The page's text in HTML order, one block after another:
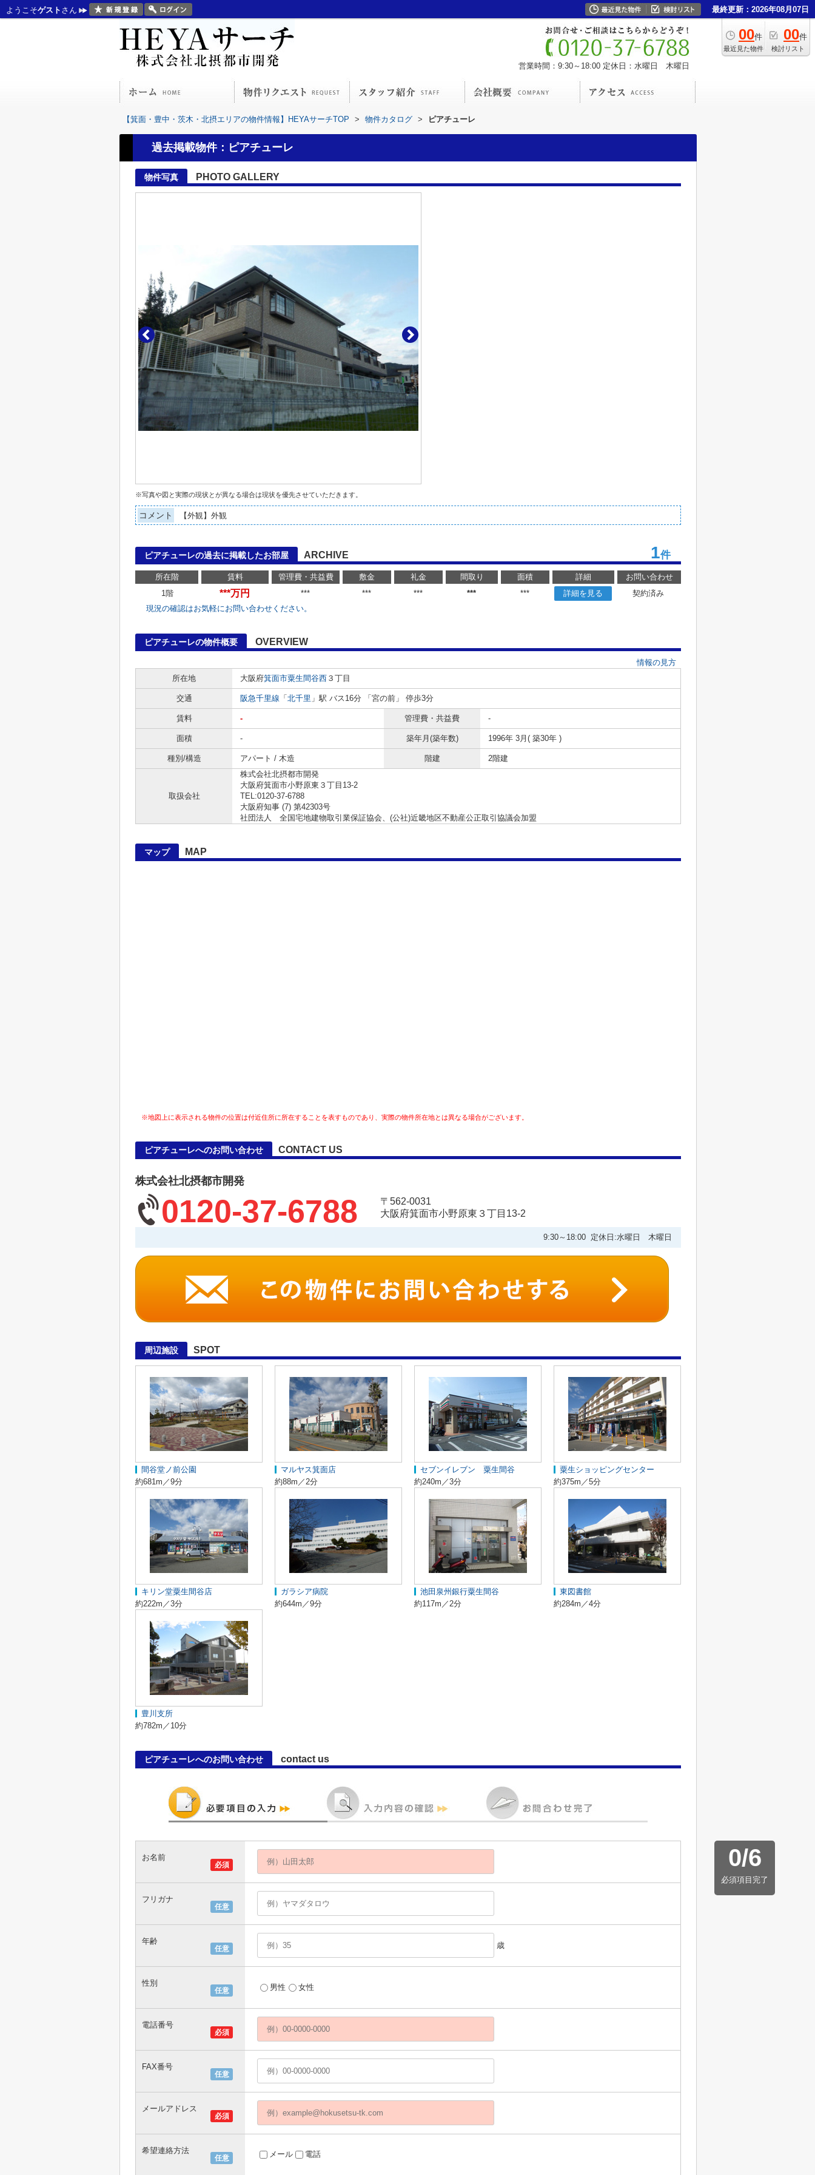
ようこそゲスト さん 最終更新：2026年08月07日
00件
最近見た物件
00件
検討リスト
営業時間：9:30～18:00 定休日：水曜日 木曜日
【箕面・豊中・茨木・北摂エリアの物件情報】HEYAサーチTOP > 物件カタログ > ピアチューレ
過去掲載物件：ピアチューレ
物件写真 PHOTO GALLERY
※写真や図と実際の現状とが異なる場合は現状を優先させていただきます。
コメント 【外観】外観
ピアチューレの過去に掲載したお部屋 ARCHIVE 1件
所在階 賃料 管理費・共益費 敷金 礼金 間取り 面積 詳細
お問い合わせ
1階
***万円 *** *** *** *** *** 詳細を見る
契約済み
現況の確認はお気軽にお問い合わせください。
ピアチューレの物件概要 OVERVIEW
情報の見方
所在地
大阪府箕面市粟生間谷西 ３丁目
交通 阪急千里線 「 北千里 」駅 バス16分 「宮の前」 停歩3分
賃料 - 管理費・共益費 -
面積 - 築年月(築年数) 1996年 3月( 築30年 )
種別/構造 アパート / 木造 階建 2階建
取扱会社
株式会社北摂都市開発
大阪府箕面市小野原東３丁目13-2
TEL:0120-37-6788
大阪府知事 (7) 第42303号
社団法人 全国宅地建物取引業保証協会、(公社)近畿地区不動産公正取引協議会加盟
マップ MAP
※地図上に表示される物件の位置は付近住所に所在することを表すものであり、実際の物件所在地とは異なる場合がございます。
ピアチューレへのお問い合わせ CONTACT US
株式会社北摂都市開発
0120-37-6788
〒562-0031
大阪府箕面市小野原東３丁目13-2
9:30～18:00 定休日:水曜日 木曜日
周辺施設 SPOT
間谷堂ノ前公園
約681m／9分
マルヤス箕面店
約88m／2分
セブンイレブン 粟生間谷
約240m／3分
粟生ショッピングセンター
約375m／5分
キリン堂粟生間谷店
約222m／3分
ガラシア病院
約644m／9分
池田泉州銀行粟生間谷
約117m／2分
東図書館
約284m／4分
豊川支所
約782m／10分
ピアチューレへのお問い合わせ contact us
0/6
必須項目完了
必須
お名前
任意
フリガナ
任意
年齢 歳
任意
性別 男性 女性
必須
電話番号
任意
FAX番号
必須
メールアドレス
任意
希望連絡方法 メール 電話